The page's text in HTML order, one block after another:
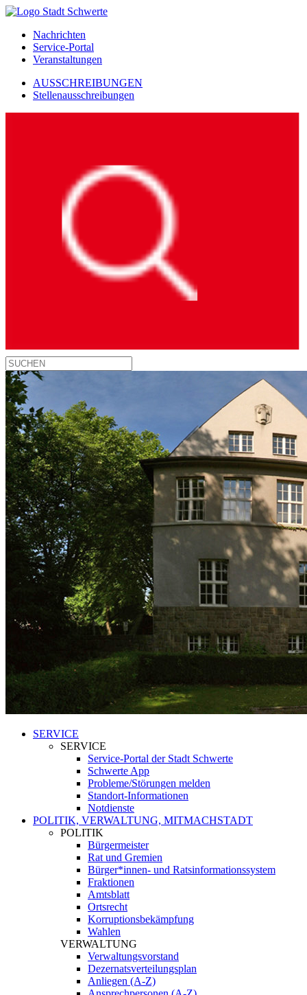
Nachrichten
Service-Portal
Veranstaltungen
AUSSCHREIBUNGEN
Stellenausschreibungen
SERVICE
SERVICE
Service-Portal der Stadt Schwerte
Schwerte App
Probleme/Störungen melden
Standort-Informationen
Notdienste
POLITIK, VERWALTUNG, MITMACHSTADT
POLITIK
Bürgermeister
Rat und Gremien
Bürger*innen- und Ratsinformationssystem
Fraktionen
Amtsblatt
Ortsrecht
Korruptionsbekämpfung
Wahlen
VERWALTUNG
Verwaltungsvorstand
Dezernatsverteilungsplan
Anliegen (A-Z)